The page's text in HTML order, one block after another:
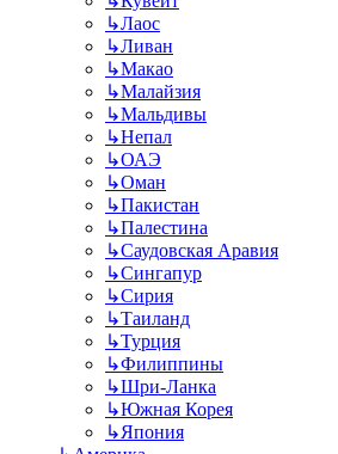
↳Лаос
↳Ливан
↳Макао
↳Малайзия
↳Мальдивы
↳Непал
↳ОАЭ
↳Оман
↳Пакистан
↳Палестина
↳Саудовская Аравия
↳Сингапур
↳Сирия
↳Таиланд
↳Турция
↳Филиппины
↳Шри-Ланка
↳Южная Корея
↳Япония